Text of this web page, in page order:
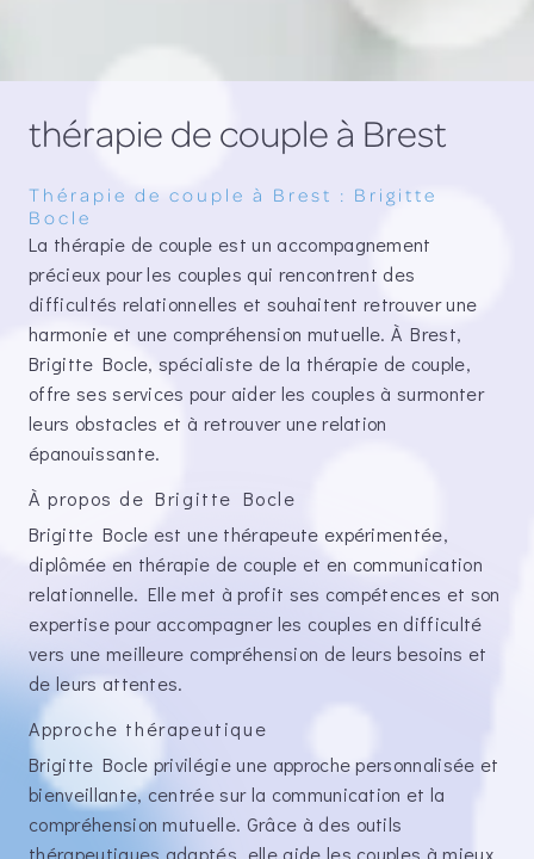
thérapie de couple à Brest
Thérapie de couple à Brest : Brigitte
Bocle
La thérapie de couple est un accompagnement
précieux pour les couples qui rencontrent des
difficultés relationnelles et souhaitent retrouver une
harmonie et une compréhension mutuelle. À Brest,
Brigitte Bocle, spécialiste de la thérapie de couple,
offre ses services pour aider les couples à surmonter
leurs obstacles et à retrouver une relation
épanouissante.
À propos de Brigitte Bocle
Brigitte Bocle est une thérapeute expérimentée,
diplômée en thérapie de couple et en communication
relationnelle. Elle met à profit ses compétences et son
expertise pour accompagner les couples en difficulté
vers une meilleure compréhension de leurs besoins et
de leurs attentes.
Approche thérapeutique
Brigitte Bocle privilégie une approche personnalisée et
bienveillante, centrée sur la communication et la
compréhension mutuelle. Grâce à des outils
thérapeutiques adaptés, elle aide les couples à mieux